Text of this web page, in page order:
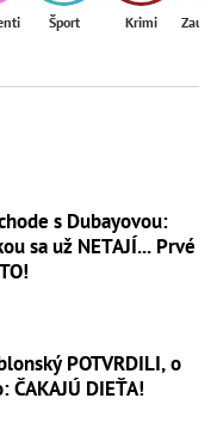
Šport Krimi
s Dubayovou:
sa už NETAJÍ... Prvé
POTVRDILI, o
ČAKAJÚ DIEŤA!